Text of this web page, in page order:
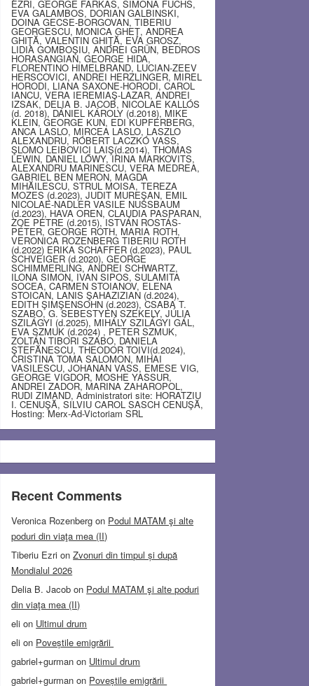
EZRI, GEORGE FARKAS, SIMONA FUCHS,
EVA GALAMBOS, DORIAN GALBINSKI,
DOINA GECSE-BORGOVAN, TIBERIU
GEORGESCU, MONICA GHEŢ, ANDREA
GHIŢĂ, VALENTIN GHIŢĂ, EVA GROSZ,
LIDIA GOMBOŞIU, ANDREI GRÜN, BEDROS
HORASANGIAN, GEORGE HIDA,
FLORENTINO HIMELBRAND, LUCIAN-ZEEV
HERSCOVICI, ANDREI HERZLINGER, MIREL
HORODI, LIANA SAXONE-HORODI, CAROL
IANCU, VERA IEREMIAŞ-LAZAR, ANDREI
IZSAK, DELIA B. JACOB, NICOLAE KALLÓS
(d. 2018), DÁNIEL KÁROLY (d.2018), MIKE
KLEIN, GEORGE KUN, EDI KUPFERBERG,
ANCA LASLO, MIRCEA LASLO, LASZLO
ALEXANDRU, RÓBERT LACZKÓ VASS,
ŞLOMO LEIBOVICI LAIŞ(d.2014), THOMAS
LEWIN, DANIEL LŐWY, IRINA MARKOVITS,
ALEXANDRU MARINESCU, VERA MEDREA,
GABRIEL BEN MERON, MAGDA
MIHĂILESCU, STRUL MOISA, TEREZA
MOZES (d.2023), JUDIT MUREŞAN, EMIL
NICOLAE-NADLER VASILE NUSSBAUM
(d.2023), HAVA OREN, CLAUDIA PASPARAN,
ZOE PETRE (d.2015), ISTVÁN ROSTÁS-
PÉTER, GEORGE ROTH, MARIA ROTH,
VERONICA ROZENBERG TIBERIU ROTH
(d.2022) ERIKA SCHAFFER (d.2023), PAUL
SCHVEIGER (d.2020), GEORGE
SCHIMMERLING, ANDREI SCHWARTZ,
ILONA SIMON, IVAN SIPOS, SULAMITA
SOCEA, CARMEN STOIANOV, ELENA
STOICAN, LANIS ŞAHAZIZIAN (d.2024),
EDITH ŞIMŞENSOHN (d.2023), CSABA T.
SZABO, G. SEBESTYEN SZEKELY, JÚLIA
SZILÁGYI (d.2025), MIHÁLY SZILÁGYI GÁL,
EVA SZMUK (d.2024) , PETER SZMUK,
ZOLTÁN TIBORI SZABO, DANIELA
ŞTEFĂNESCU, THEODOR TOIVI(d.2024),
CRISTINA TOMA SALOMON, MIHAI
VASILESCU, JOHANAN VASS, EMESE VIG,
GEORGE VIGDOR, MOSHE YASSUR,
ANDREI ZADOR, MARINA ZAHAROPOL,
RUDI ZIMAND, Administratori site: HORATZIU
I. CENUŞĂ, SILVIU CAROL SASCH CENUŞĂ,
Hosting: Merx-Ad-Victoriam SRL
Recent Comments
Veronica Rozenberg on Podul MATAM şi alte
poduri din viaţa mea (II)
Tiberiu Ezri onZvonuri din timpul și după
Mondialul 2026
Delia B. Jacob on Podul MATAM şi alte poduri
din viaţa mea (II)
eli on Ultimul drum
eli on Poveștile emigrării
gabriel+gurman on Ultimul drum
gabriel+gurman on Poveștile emigrării